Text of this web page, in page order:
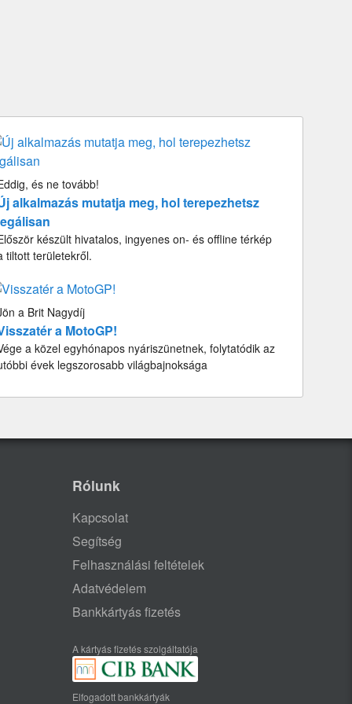
és ne tovább!
alkalmazás mutatja meg, hol terepezhetsz
készült hivatalos, ingyenes on- és offline térkép
tiltott területekről.
a Brit Nagydíj
a MotoGP!
a közel egyhónapos nyáriszünetnek, folytatódik az
évek legszorosabb világbajnoksága
Rólunk
Kapcsolat
Segítség
Felhasználási feltételek
Adatvédelem
Bankkártyás fizetés
A kártyás fizetés szolgáltatója
Elfogadott bankkártyák